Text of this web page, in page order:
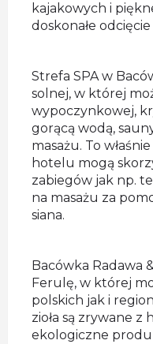
kajakowych i
doskonałe
Strefa SPA w
solnej, w której
wypoczynkowej,
gorącą wodą,
masażu. To
hotelu mogą
zabiegów jak np.
na masażu za
siana.
Bacówka Radawa
Ferulę, w której
polskich jak i
zioła są zrywane
ekologiczne